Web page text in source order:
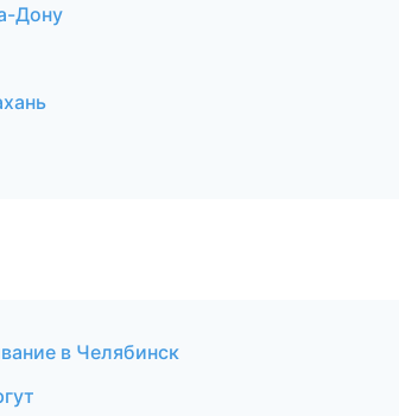
Дону
в Челябинск